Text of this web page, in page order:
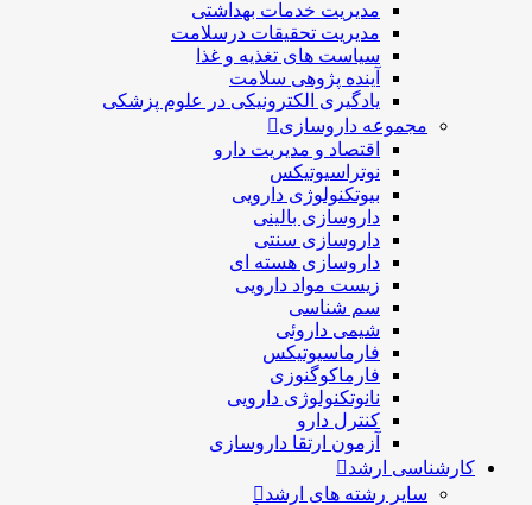
مدیریت خدمات بهداشتی
مدیریت تحقیقات درسلامت
سیاست های تغذیه و غذا
آینده پژوهی سلامت
یادگیری الکترونیکی در علوم پزشکی
مجموعه داروسازی
اقتصاد و مديريت دارو
نوتراسیوتیکس
بيوتكنولوژی دارویی
داروسازی بالينی
داروسازی سنتی
داروسازی هسته ای
زیست مواد دارویی
سم شناسی
شيمی داروئی
فارماسيوتيكس
فارماكوگنوزی
نانوتکنولوژی دارویی
كنترل دارو
آزمون ارتقا داروسازی
کارشناسی ارشد
سایر رشته های ارشد